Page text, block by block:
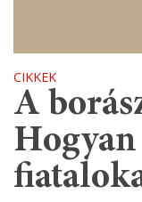
CIKKEK
A